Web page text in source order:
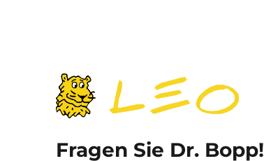
Fragen Sie Dr. Bopp!